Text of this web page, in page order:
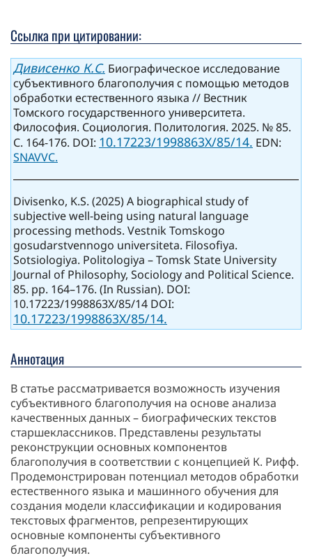
Ссылка при цитировании:
Дивисенко К.С. Биографическое исследование
субъективного благополучия с помощью методов
обработки естественного языка // Вестник
Томского государственного университета.
Философия. Социология. Политология. 2025. № 85.
С. 164-176. DOI: 10.17223/1998863X/85/14. EDN:
SNAVVC.
Divisenko, K.S. (2025) A biographical study of
subjective well-being using natural language
processing methods. Vestnik Tomskogo
gosudarstvennogo universiteta. Filosofiya.
Sotsiologiya. Politologiya – Tomsk State University
Journal of Philosophy, Sociology and Political Science.
85. pp. 164–176. (In Russian). DOI:
10.17223/1998863X/85/14 DOI:
10.17223/1998863X/85/14.
Аннотация
В статье рассматривается возможность изучения
субъективного благополучия на основе анализа
качественных данных – биографических текстов
старшеклассников. Представлены результаты
реконструкции основных компонентов
благополучия в соответствии с концепцией К. Рифф.
Продемонстрирован потенциал методов обработки
естественного языка и машинного обучения для
создания модели классификации и кодирования
текстовых фрагментов, репрезентирующих
основные компоненты субъективного
благополучия.